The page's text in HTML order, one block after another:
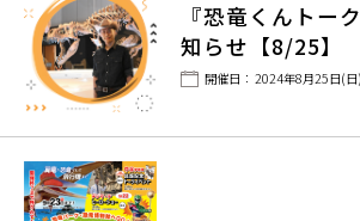
『恐竜くんトー
知らせ【8/25】
開催日： 2024年8月25日(日)